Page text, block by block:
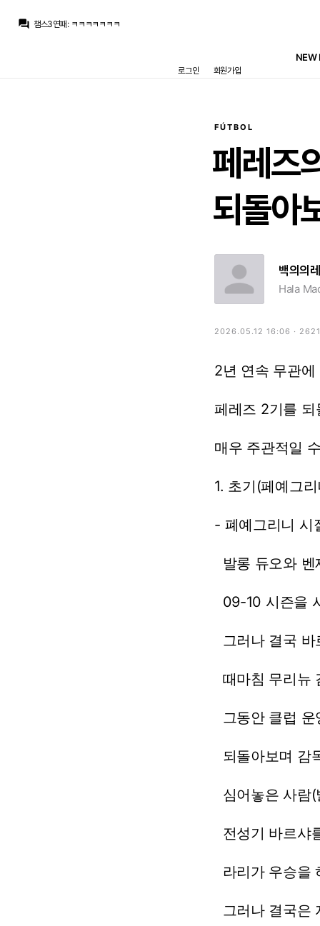
question_answer 챔스3연패: ㅋㅋㅋㅋㅋㅋㅋ
사람끼리 뛰는거라 자연스러운거죠. 음 벨 이상황보다 심각한 상황이라서
NEW
로그인 회원가입
FÚTBOL
페레즈
되돌아
백의의
Hala
2026.05.12 16:06 ·
2년 연속 무관에
페레즈 2기를 되
매우 주관적일
1. 초기(페예그
- 폐예그리니 시
발롱 듀오와 벤
09-10 시즌을
그러나 결국 바
때마침 무리뉴
그동안 클럽 운
되돌아보며 감
심어놓은 사람(
전성기 바르샤
라리가 우승을
그러나 결국은